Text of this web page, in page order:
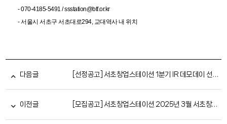
- 070-4185-5491 / ssstation@btf.or.kr
- 서울시 서초구 서초대로294, 교대역사 내 위치
다음글
이전글 [모집공고] 서초창업스테이션 2025년 3월 서초창업월간컨설팅 참여자 모집(~3.9)